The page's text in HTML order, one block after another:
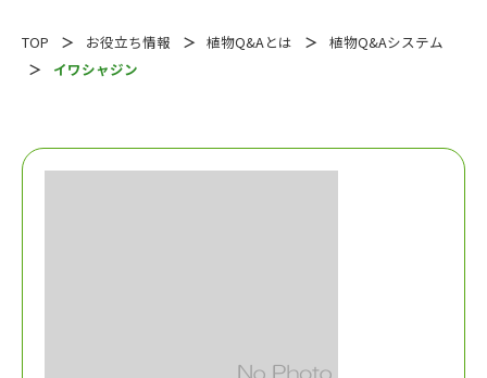
TOP お役立ち情報 植物Q&Aとは
植物Q&Aシステム
イワシャジン